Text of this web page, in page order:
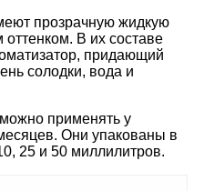
прозрачную жидкую
В их составе
придающий
солодки, вода и
применять у
Они упакованы в
25 и 50 миллилитров.